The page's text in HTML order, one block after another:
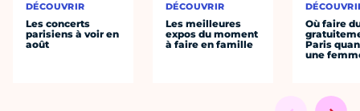
DÉCOUVRIR
Les concerts
parisiens à voir en
août
DÉCOUVRIR
Les meilleures
expos du moment
à faire en famille
Où faire
Paris
une